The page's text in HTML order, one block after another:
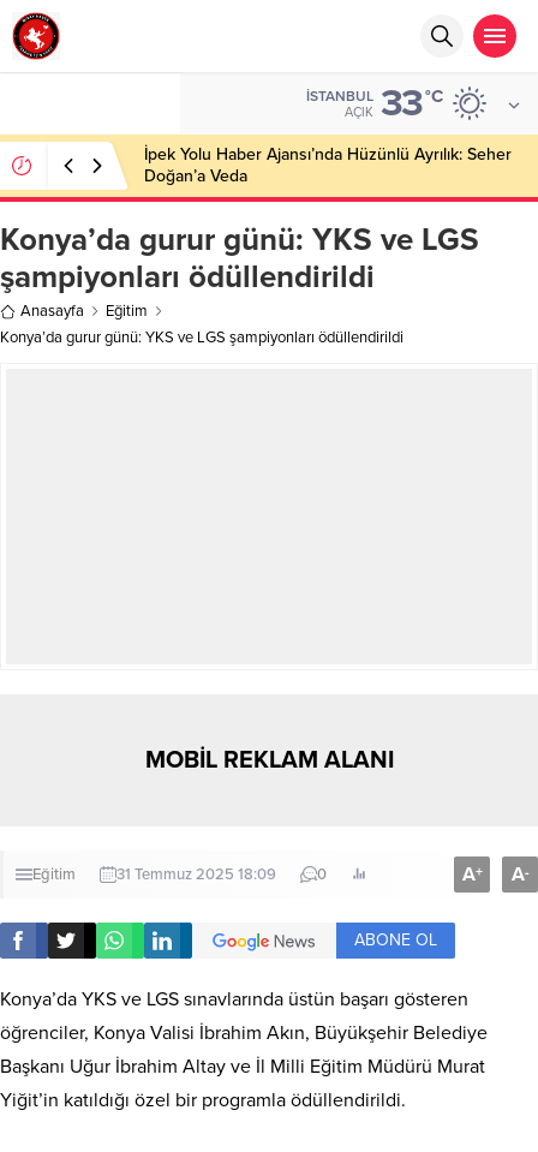
İSTANBUL
AÇIK 33°C
İpek Yolu Haber Ajansı’nda Hüzünlü Ayrılık: Seher
Doğan’a Veda
Konya’da gurur günü: YKS ve LGS
şampiyonları ödüllendirildi
Anasayfa
Eğitim
Konya’da gurur günü: YKS ve LGS şampiyonları ödüllendirildi
MOBİL REKLAM ALANI
Eğitim 31 Temmuz 2025 18:09 0 A+ A-
ABONE OL
Konya’da YKS ve LGS sınavlarında üstün başarı gösteren
öğrenciler, Konya Valisi İbrahim Akın, Büyükşehir Belediye
Başkanı Uğur İbrahim Altay ve İl Milli Eğitim Müdürü Murat
Yiğit’in katıldığı özel bir programla ödüllendirildi.